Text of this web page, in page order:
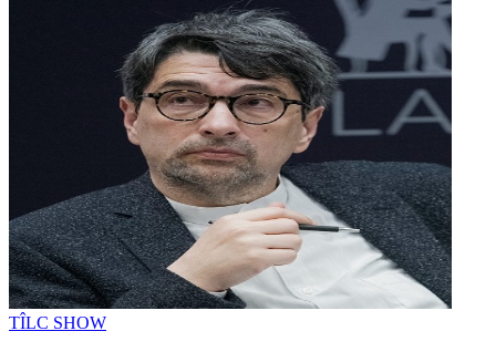
TÎLC SHOW